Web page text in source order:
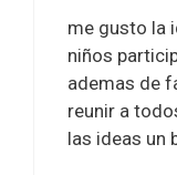
me gusto la
niños
ademas de
reunir a
las ideas un